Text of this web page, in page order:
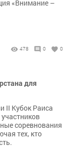
«Внимание –
478 0 0
для
II Кубок Раиса
соревнования
тех, кто